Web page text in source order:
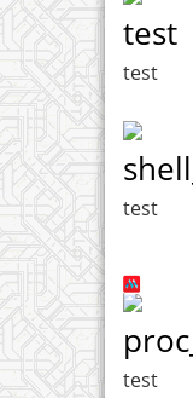
test
test
test
test